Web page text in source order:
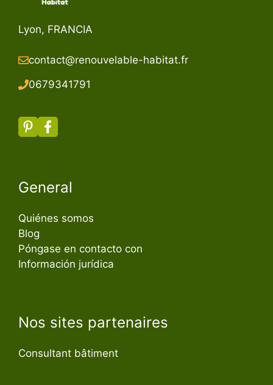
Lyon, FRANCIA
contact@renouvelable-habitat.fr
0679341791
General
Quiénes somos
Blog
Póngase en contacto con
Información jurídica
Nos sites partenaires
Consultant bâtiment